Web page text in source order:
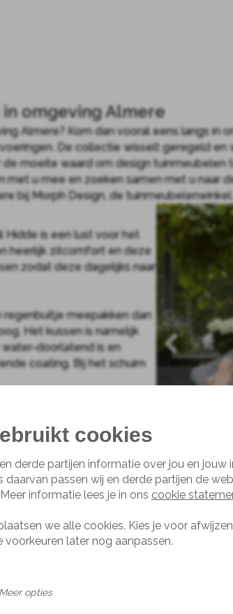
omgeving Almere
Almere? Kom dan vooral eens langs
De collectie wisselt geregeld
moeite waard om design
met u mee en zoeken samen met u naar
bij Morph Design, de tuinmeubelenwinkel.
Hidde is een lust voor het
heerlijk zitcomfort en deze
zodat deze dagelijks naar
meepakken dan
Het kussen is namelijk
doorlatend is en
coating. Bij het schuim
het schuim heen. Het
coating. Hierdoor kan de
weer.
koop voor de Hidde
dat het materiaal onder
Gigi
Net als de
Mocht de
het kussen
cookies
derde partijen informatie over jou en
daarvan passen wij en derde partijen de
informatie lees je in ons cookie
we alle cookies. Kies je voor
voorkeuren later nog aanpassen.
Meer opties